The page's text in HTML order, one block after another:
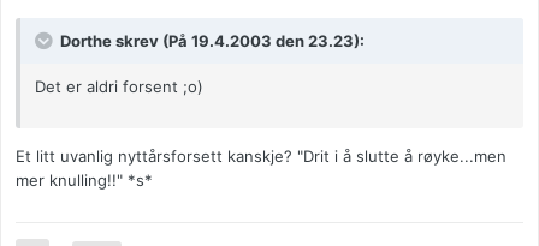
Dorthe skrev (På 19.4.2003 den 23.23):
Det er aldri forsent ;o)
Et litt uvanlig nyttårsforsett kanskje? "Drit i å slutte å røyke...men
mer knulling!!" *s*